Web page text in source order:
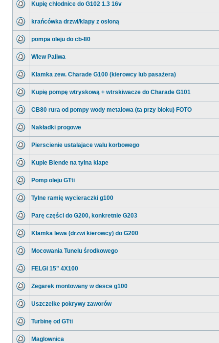
Kupię chłodnice do G102 1.3 16v
krańcówka drzwi/klapy z osłoną
pompa oleju do cb-80
Wlew Paliwa
Klamka zew. Charade G100 (kierowcy lub pasażera)
Kupię pompę wtryskową + wtrskiwacze do Charade G101
CB80 rura od pompy wody metalowa (ta przy bloku) FOTO
Nakładki progowe
Pierscienie ustalajace walu korbowego
Kupie Blende na tylna klape
Pomp oleju GTti
Tylne ramię wycieraczki g100
Parę części do G200, konkretnie G203
Klamka lewa (drzwi kierowcy) do G200
Mocowania Tunelu środkowego
FELGI 15" 4X100
Zegarek montowany w desce g100
Uszczelke pokrywy zaworów
Turbinę od GTti
Maglownica